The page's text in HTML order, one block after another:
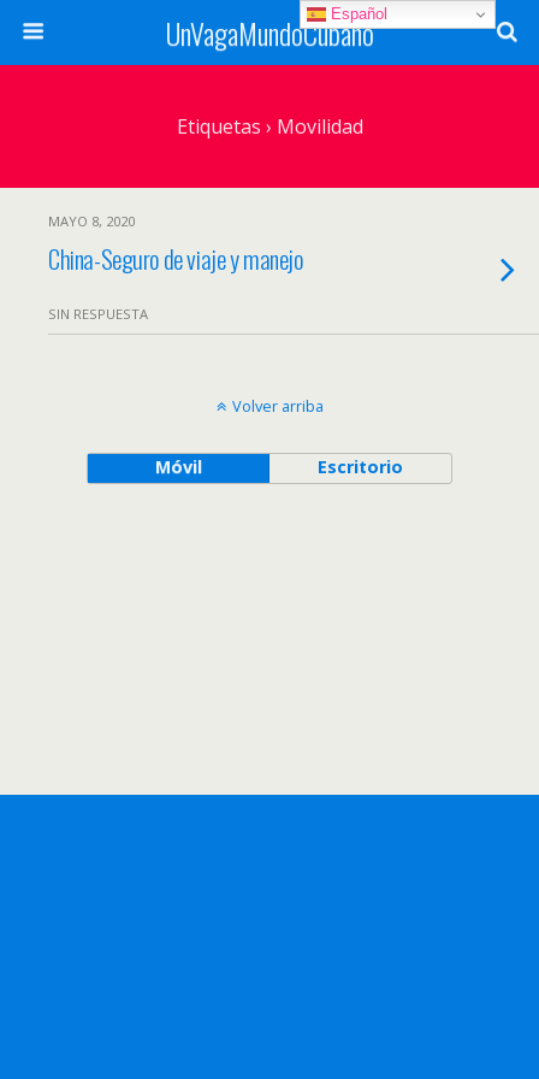
UnVagaMundoCubano
Etiquetas › Movilidad
MAYO 8, 2020
China-Seguro de viaje y manejo
SIN RESPUESTA
Volver arriba
Móvil Escritorio
Español